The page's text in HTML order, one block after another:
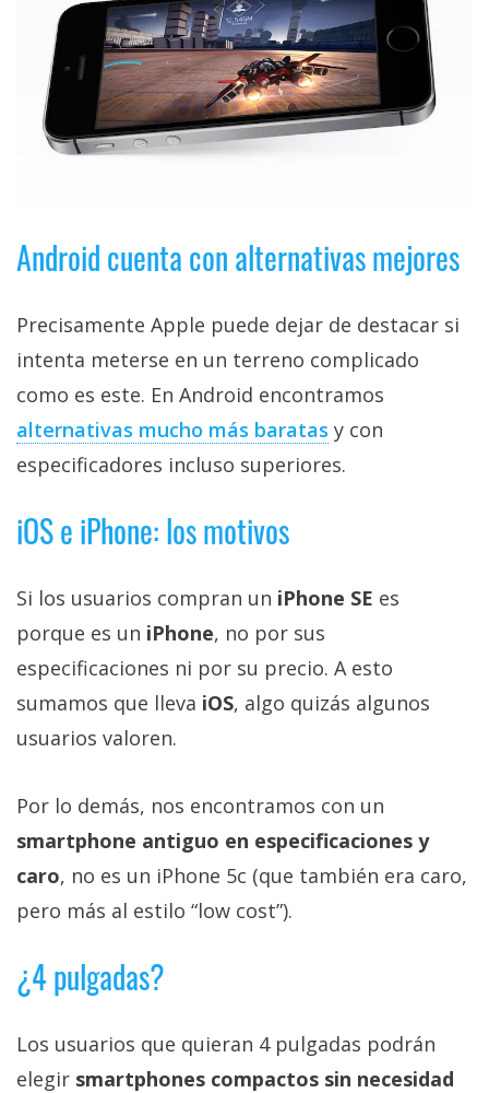
tecnología,
móviles,
ordenadores,
apps,
informática,
videojuegos,
comparativas,
Informático
(CC) 2006-
reservados
Android cuenta con alternativas mejores
Precisamente Apple puede dejar de destacar si
intenta meterse en un terreno complicado
como es este. En Android encontramos
alternativas mucho más baratas y con
especificadores incluso superiores.
iOS e iPhone: los motivos
Si los usuarios compran un iPhone SE es
porque es un iPhone, no por sus
especificaciones ni por su precio. A esto
sumamos que lleva iOS, algo quizás algunos
usuarios valoren.
Por lo demás, nos encontramos con un
smartphone antiguo en especificaciones y
caro, no es un iPhone 5c (que también era caro,
pero más al estilo “low cost”).
¿4 pulgadas?
Los usuarios que quieran 4 pulgadas podrán
elegir smartphones compactos sin necesidad